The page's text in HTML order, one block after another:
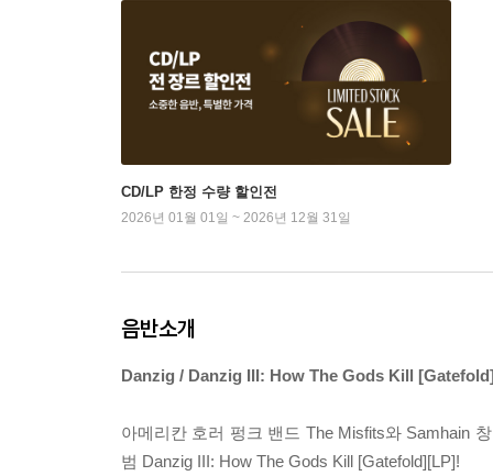
CD/LP 한정 수량 할인전
2026년 01월 01일 ~ 2026년 12월 31일
음반소개
Danzig / Danzig III: How The Gods Kill
아메리칸 호러 펑크 밴드 The Misfits와 Samhain
범 Danzig III: How The Gods Kill [Gatefold][LP]!